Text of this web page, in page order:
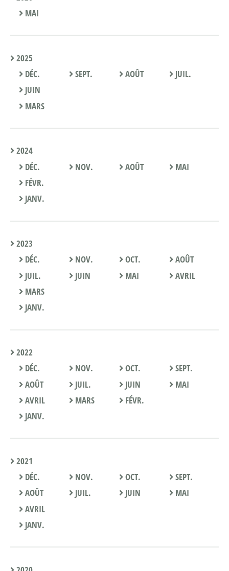
MAI
2025
DÉC.
SEPT. AOÛT
JUIL.
JUIN
MARS
2024
DÉC.
NOV. AOÛT
MAI
FÉVR.
JANV.
2023
DÉC.
NOV. OCT.
AOÛT
JUIL.
JUIN MAI
AVRIL
MARS
JANV.
2022
DÉC.
NOV. OCT.
SEPT.
AOÛT
JUIL. JUIN
MAI
AVRIL
MARS
FÉVR.
JANV.
2021
DÉC.
NOV. OCT.
SEPT.
AOÛT
JUIL. JUIN
MAI
AVRIL
JANV.